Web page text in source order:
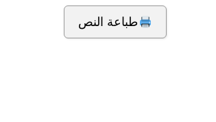
طباعة النص